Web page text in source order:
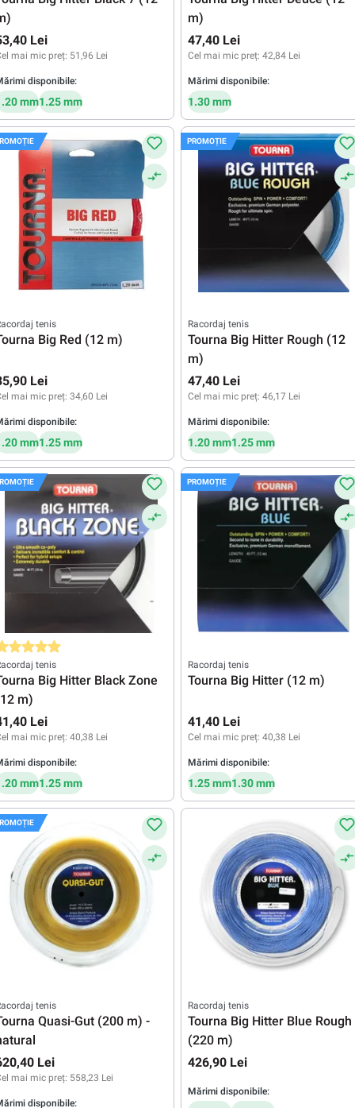
Lei
mai mic preț: 51,96 Lei
disponibile:
mm1.25 mm
m)
47,40 Lei
Cel mai mic preț: 42,84 Lei
Mărimi disponibile:
1.30 mm
tenis
Big Red (12 m)
Lei
mai mic preț: 34,60 Lei
disponibile:
mm1.25 mm
PROMOȚIE
Racordaj tenis
Tourna Big Hitter Rough (12
m)
47,40 Lei
Cel mai mic preț: 46,17 Lei
Mărimi disponibile:
1.20 mm1.25 mm
medie de 5 din 5 stele
tenis
Big Hitter Black Zone
m)
Lei
mai mic preț: 40,38 Lei
disponibile:
mm1.25 mm
PROMOȚIE
Racordaj tenis
Tourna Big Hitter (12 m)
41,40 Lei
Cel mai mic preț: 40,38 Lei
Mărimi disponibile:
1.25 mm1.30 mm
tenis
Quasi-Gut (200 m) -
Lei
mai mic preț: 558,23 Lei
disponibile:
Racordaj tenis
Tourna Big Hitter Blue Rough
(220 m)
426,90 Lei
Mărimi disponibile: